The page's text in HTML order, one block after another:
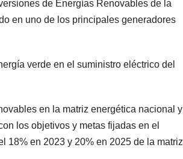
de Energías Renovables de la
en uno de los principales generadores
verde en el suministro eléctrico del
en la matriz energética nacional y
los objetivos y metas fijadas en el
18% en 2023 y 20% en 2025 de la matriz